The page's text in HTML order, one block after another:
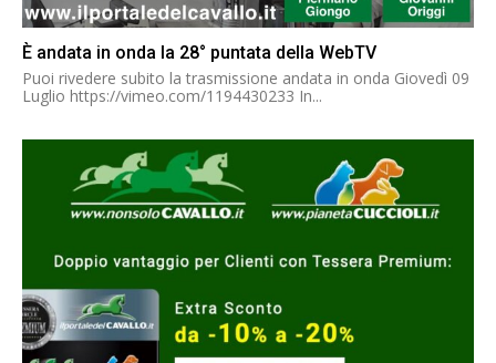
È andata in onda la 28° puntata della WebTV
Puoi rivedere subito la trasmissione andata in onda Giovedì 09
Luglio https://vimeo.com/1194430233 In...